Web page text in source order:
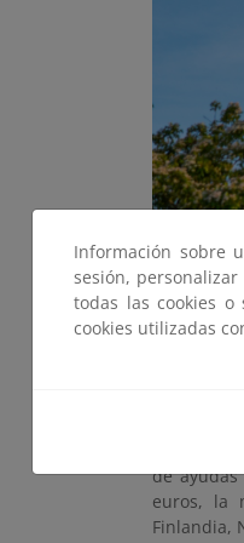
ellos, ha
de
euros, la
Finlandia,
Información sobre
sesión,
todas las cookies
cookies utilizadas